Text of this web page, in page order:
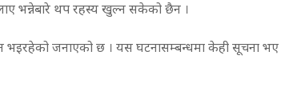
भन्नेबारे थप रहस्य खुल्न सकेको छैन ।
भइरहेको जनाएको छ । यस घटनासम्बन्धमा केही सूचना भए